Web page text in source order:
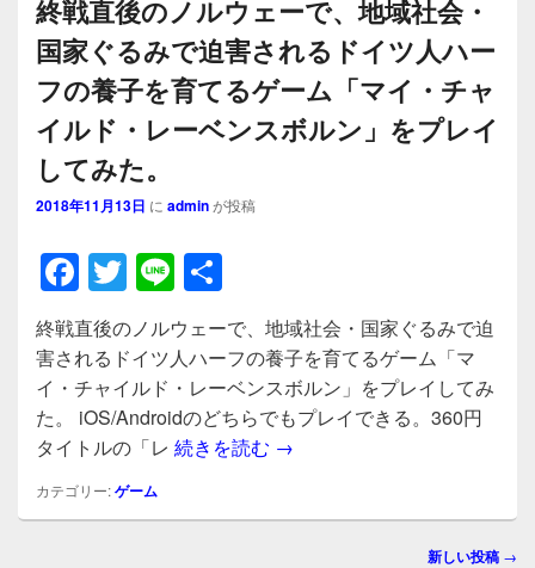
終戦直後のノルウェーで、地域社会・
国家ぐるみで迫害されるドイツ人ハー
フの養子を育てるゲーム「マイ・チャ
イルド・レーベンスボルン」をプレイ
してみた。
2018年11月13日 に adminが投稿
F
a
c
e
b
o
o
k
T
wi
tt
er
Li
n
e
有
終戦直後のノルウェーで、地域社会・国家ぐるみで迫
害されるドイツ人ハーフの養子を育てるゲーム「マ
イ・チャイルド・レーベンスボルン」をプレイしてみ
た。 iOS/Androidのどちらでもプレイできる。360円
タイトルの「レ 続きを読む 終戦直後のノルウェーで、
→
カテゴリー:ゲーム
新しい投稿 →